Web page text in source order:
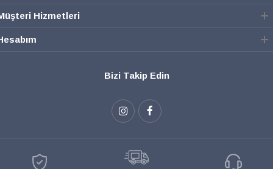
Hizmetleri
Bizi Takip Edin